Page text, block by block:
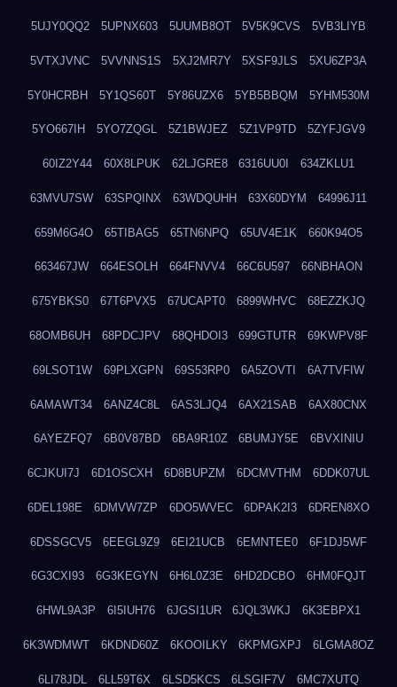
5UJY0QQ2 5UPNX603 5UUMB8OT 5V5K9CVS 5VB3LIYB
5VTXJVNC 5VVNNS1S 5XJ2MR7Y 5XSF9JLS 5XU6ZP3A
5Y0HCRBH 5Y1QS60T 5Y86UZX6 5YB5BBQM 5YHM530M
5YO667IH 5YO7ZQGL 5Z1BWJEZ 5Z1VP9TD 5ZYFJGV9
60IZ2Y44 60X8LPUK 62LJGRE8 6316UU0I 634ZKLU1
63MVU7SW 63SPQINX 63WDQUHH 63X60DYM 64996J11
659M6G4O 65TIBAG5 65TN6NPQ 65UV4E1K 660K94O5
663467JW 664ESOLH 664FNVV4 66C6U597 66NBHAON
675YBKS0 67T6PVX5 67UCAPT0 6899WHVC 68EZZKJQ
68OMB6UH 68PDCJPV 68QHDOI3 699GTUTR 69KWPV8F
69LSOT1W 69PLXGPN 69S53RP0 6A5ZOVTI 6A7TVFIW
6AMAWT34 6ANZ4C8L 6AS3LJQ4 6AX21SAB 6AX80CNX
6AYEZFQ7 6B0V87BD 6BA9R10Z 6BUMJY5E 6BVXINIU
6CJKUI7J 6D1OSCXH 6D8BUPZM 6DCMVTHM 6DDK07UL
6DEL198E 6DMVW7ZP 6DO5WVEC 6DPAK2I3 6DREN8XO
6DSSGCV5 6EEGL9Z9 6EI21UCB 6EMNTEE0 6F1DJ5WF
6G3CXI93 6G3KEGYN 6H6L0Z3E 6HD2DCBO 6HM0FQJT
6HWL9A3P 6I5IUH76 6JGSI1UR 6JQL3WKJ 6K3EBPX1
6K3WDMWT 6KDND60Z 6KOOILKY 6KPMGXPJ 6LGMA8OZ
6LI78JDL 6LL59T6X 6LSD5KCS 6LSGIF7V 6MC7XUTQ